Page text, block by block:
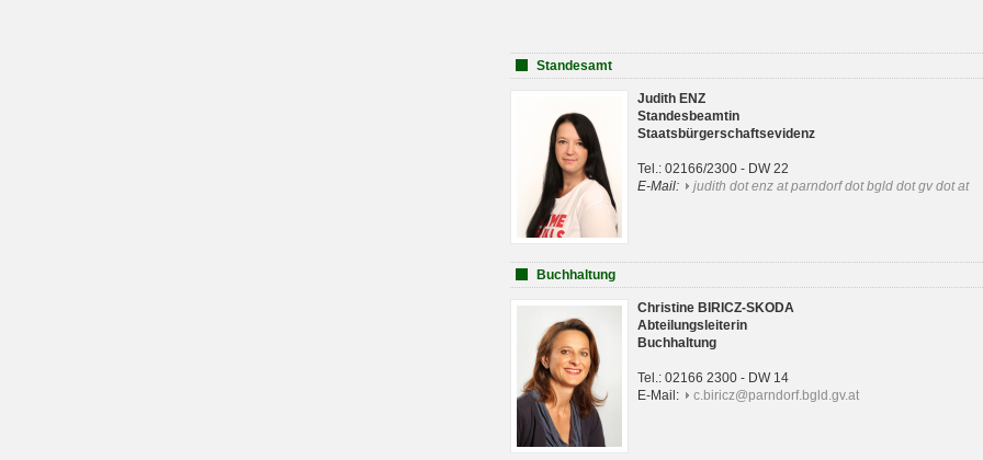
Standesamt
Judith ENZ
Standesbeamtin
Staatsbürgerschaftsevidenz
Tel.: 02166/2300 - DW 22
E-Mail:
judith dot enz at parndorf dot bgld dot gv dot at
Buchhaltung
Christine BIRICZ-SKODA
Abteilungsleiterin
Buchhaltung
Tel.: 02166 2300 - DW 14
E-Mail:
c.biricz@parndorf.bgld.gv.at